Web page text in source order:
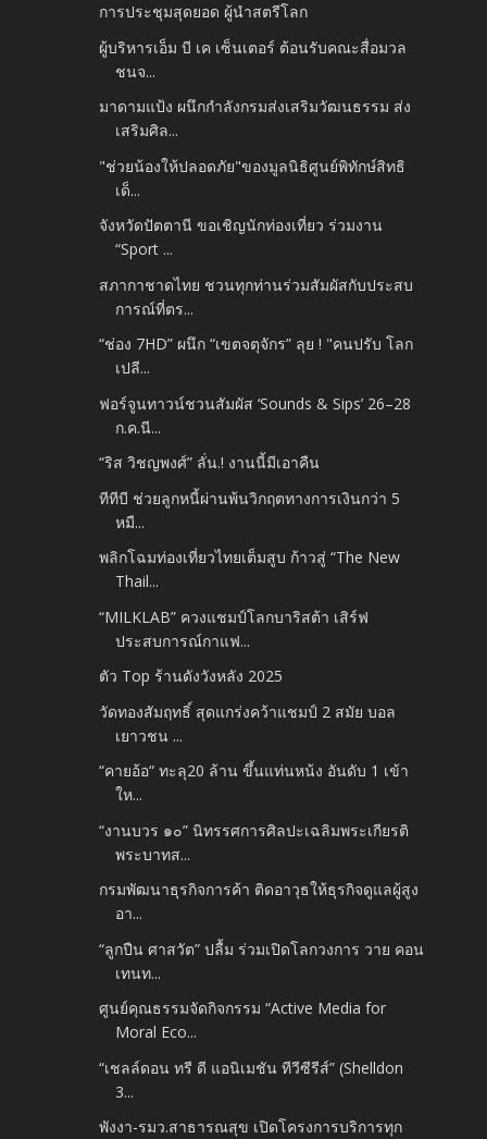
การประชุมสุดยอด ผู้นำสตรีโลก
ผู้บริหารเอ็ม บี เค เซ็นเตอร์ ต้อนรับคณะสื่อมวล
ชนจ...
มาดามแป้ง ผนึกกำลังกรมส่งเสริมวัฒนธรรม ส่ง
เสริมศิล...
"ช่วยน้องให้ปลอดภัย"ของมูลนิธิศูนย์พิทักษ์สิทธิ
เด็...
จังหวัดปัตตานี ขอเชิญนักท่องเที่ยว ร่วมงาน
“Sport ...
สภากาชาดไทย ชวนทุกท่านร่วมสัมผัสกับประสบ
การณ์ที่ตร...
“ช่อง 7HD” ผนึก “เขตจตุจักร” ลุย ! "คนปรับ โลก
เปลี...
ฟอร์จูนทาวน์ชวนสัมผัส ‘Sounds & Sips’ 26–28
ก.ค.นี...
“ริส วิชญพงศ์” ลั่น.! งานนี้มีเอาคืน
ทีทีบี ช่วยลูกหนี้ผ่านพ้นวิกฤตทางการเงินกว่า 5
หมื...
พลิกโฉมท่องเที่ยวไทยเต็มสูบ ก้าวสู่ “The New
Thail...
“MILKLAB” ควงแชมป์โลกบาริสต้า เสิร์ฟ
ประสบการณ์กาแฟ...
ตัว Top ร้านดังวังหลัง 2025
วัดทองสัมฤทธิ์ สุดแกร่งคว้าแชมป์ 2 สมัย บอล
เยาวชน ...
“คายอ้อ“ ทะลุ20 ล้าน ขึ้นแท่นหน้ง อันดับ 1 เข้า
ให...
“งานบวร ๑๐” นิทรรศการศิลปะเฉลิมพระเกียรติ
พระบาทส...
กรมพัฒนาธุรกิจการค้า ติดอาวุธให้ธุรกิจดูแลผู้สูง
อา...
“ลูกปืน ศาสวัต” ปลื้ม ร่วมเปิดโลกวงการ วาย คอน
เทนท...
ศูนย์คุณธรรมจัดกิจกรรม “Active Media for
Moral Eco...
“เชลล์ดอน ทรี ดี แอนิเมชัน ทีวีซีรีส์” (Shelldon
3...
พังงา-รมว.สาธารณสุข เปิดโครงการบริการทุก